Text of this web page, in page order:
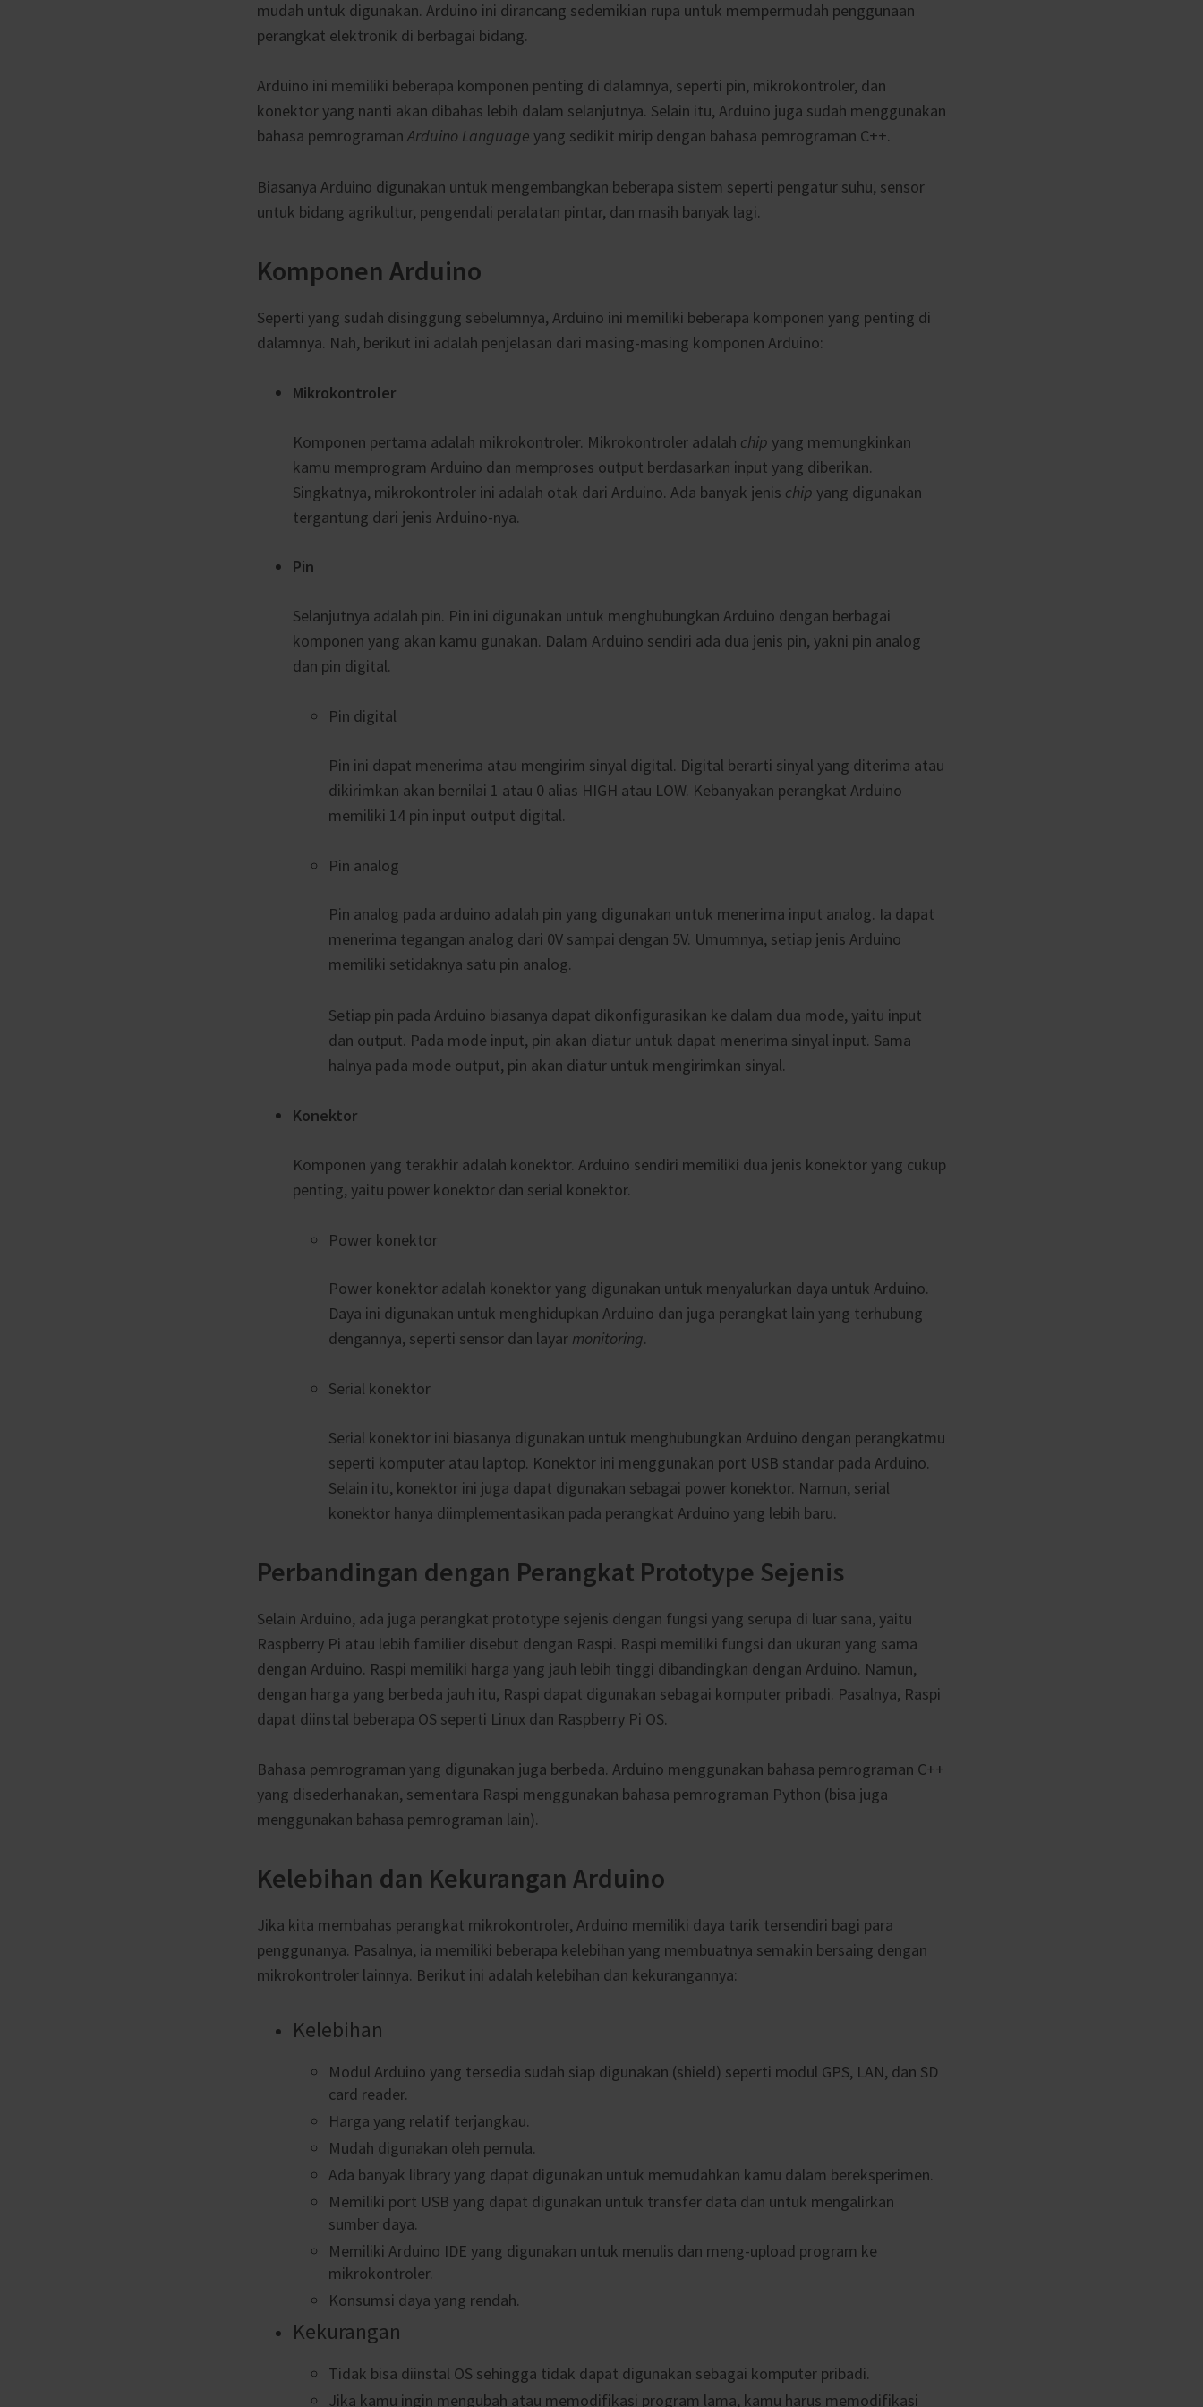
mudah untuk digunakan. Arduino ini dirancang sedemikian rupa untuk mempermudah penggunaan
perangkat elektronik di berbagai bidang.
Arduino ini memiliki beberapa komponen penting di dalamnya, seperti pin, mikrokontroler, dan
konektor yang nanti akan dibahas lebih dalam selanjutnya. Selain itu, Arduino juga sudah menggunakan
bahasa pemrogramanArduino Language yang sedikit mirip dengan bahasa pemrograman C++.
Biasanya Arduino digunakan untuk mengembangkan beberapa sistem seperti pengatur suhu, sensor
untuk bidang agrikultur, pengendali peralatan pintar, dan masih banyak lagi.
Komponen Arduino
Seperti yang sudah disinggung sebelumnya, Arduino ini memiliki beberapa komponen yang penting di
dalamnya. Nah, berikut ini adalah penjelasan dari masing-masing komponen Arduino:
Mikrokontroler
Komponen pertama adalah mikrokontroler. Mikrokontroler adalah chip yang memungkinkan
kamu memprogram Arduino dan memproses output berdasarkan input yang diberikan.
Singkatnya, mikrokontroler ini adalah otak dari Arduino. Ada banyak jenis chip yang digunakan
tergantung dari jenis Arduino-nya.
Pin
Selanjutnya adalah pin. Pin ini digunakan untuk menghubungkan Arduino dengan berbagai
komponen yang akan kamu gunakan. Dalam Arduino sendiri ada dua jenis pin, yakni pin analog
dan pin digital.
Pin digital
Pin ini dapat menerima atau mengirim sinyal digital. Digital berarti sinyal yang diterima atau
dikirimkan akan bernilai 1 atau 0 alias HIGH atau LOW. Kebanyakan perangkat Arduino
memiliki 14 pin input output digital.
Pin analog
Pin analog pada arduino adalah pin yang digunakan untuk menerima input analog. Ia dapat
menerima tegangan analog dari 0V sampai dengan 5V. Umumnya, setiap jenis Arduino
memiliki setidaknya satu pin analog.
Setiap pin pada Arduino biasanya dapat dikonfigurasikan ke dalam dua mode, yaitu input
dan output. Pada mode input, pin akan diatur untuk dapat menerima sinyal input. Sama
halnya pada mode output, pin akan diatur untuk mengirimkan sinyal.
Konektor
Komponen yang terakhir adalah konektor. Arduino sendiri memiliki dua jenis konektor yang cukup
penting, yaitu power konektor dan serial konektor.
Power konektor
Power konektor adalah konektor yang digunakan untuk menyalurkan daya untuk Arduino.
Daya ini digunakan untuk menghidupkan Arduino dan juga perangkat lain yang terhubung
dengannya, seperti sensor dan layar monitoring.
Serial konektor
Serial konektor ini biasanya digunakan untuk menghubungkan Arduino dengan perangkatmu
seperti komputer atau laptop. Konektor ini menggunakan port USB standar pada Arduino.
Selain itu, konektor ini juga dapat digunakan sebagai power konektor. Namun, serial
konektor hanya diimplementasikan pada perangkat Arduino yang lebih baru.
Perbandingan dengan Perangkat Prototype Sejenis
Selain Arduino, ada juga perangkat prototype sejenis dengan fungsi yang serupa di luar sana, yaitu
Raspberry Pi atau lebih familier disebut dengan Raspi. Raspi memiliki fungsi dan ukuran yang sama
dengan Arduino. Raspi memiliki harga yang jauh lebih tinggi dibandingkan dengan Arduino. Namun,
dengan harga yang berbeda jauh itu, Raspi dapat digunakan sebagai komputer pribadi. Pasalnya, Raspi
dapat diinstal beberapa OS seperti Linux dan Raspberry Pi OS.
Bahasa pemrograman yang digunakan juga berbeda. Arduino menggunakan bahasa pemrograman C++
yang disederhanakan, sementara Raspi menggunakan bahasa pemrograman Python (bisa juga
menggunakan bahasa pemrograman lain).
Kelebihan dan Kekurangan Arduino
Jika kita membahas perangkat mikrokontroler, Arduino memiliki daya tarik tersendiri bagi para
penggunanya. Pasalnya, ia memiliki beberapa kelebihan yang membuatnya semakin bersaing dengan
mikrokontroler lainnya. Berikut ini adalah kelebihan dan kekurangannya:
Kelebihan
Modul Arduino yang tersedia sudah siap digunakan (shield) seperti modul GPS, LAN, dan SD
card reader.
Harga yang relatif terjangkau.
Mudah digunakan oleh pemula.
Ada banyak library yang dapat digunakan untuk memudahkan kamu dalam bereksperimen.
Memiliki port USB yang dapat digunakan untuk transfer data dan untuk mengalirkan
sumber daya.
Memiliki Arduino IDE yang digunakan untuk menulis dan meng-upload program ke
mikrokontroler.
Konsumsi daya yang rendah.
Kekurangan
Tidak bisa diinstal OS sehingga tidak dapat digunakan sebagai komputer pribadi.
Jika kamu ingin mengubah atau memodifikasi program lama, kamu harus memodifikasi